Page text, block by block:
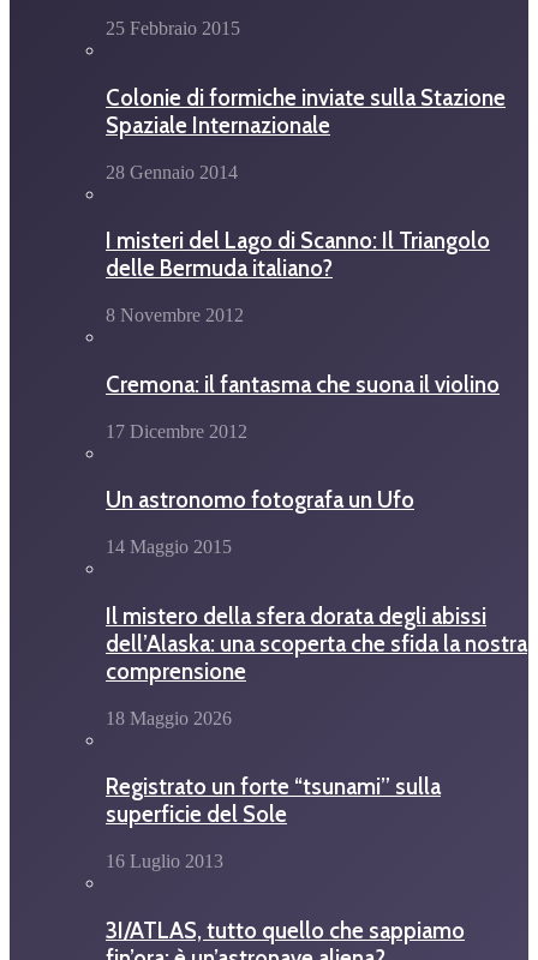
25 Febbraio 2015
Colonie di formiche inviate sulla Stazione
Spaziale Internazionale
28 Gennaio 2014
I misteri del Lago di Scanno: Il Triangolo
delle Bermuda italiano?
8 Novembre 2012
Cremona: il fantasma che suona il violino
17 Dicembre 2012
Un astronomo fotografa un Ufo
14 Maggio 2015
Il mistero della sfera dorata degli abissi
dell’Alaska: una scoperta che sfida la nostra
comprensione
18 Maggio 2026
Registrato un forte “tsunami” sulla
superficie del Sole
16 Luglio 2013
3I/ATLAS, tutto quello che sappiamo